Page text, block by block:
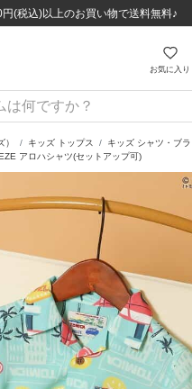
(税込)以上のお買い物で送料無料♪
品半額！！8/12(水)お昼12:59まで！！
(税込)以上のお買い物で送料無料♪
品半額！！8/12(水)お昼12:59まで！！
お気に入り
キッズ トップス
キッズ シャツ・ブラ
アロハシャツ(セットアップ可)